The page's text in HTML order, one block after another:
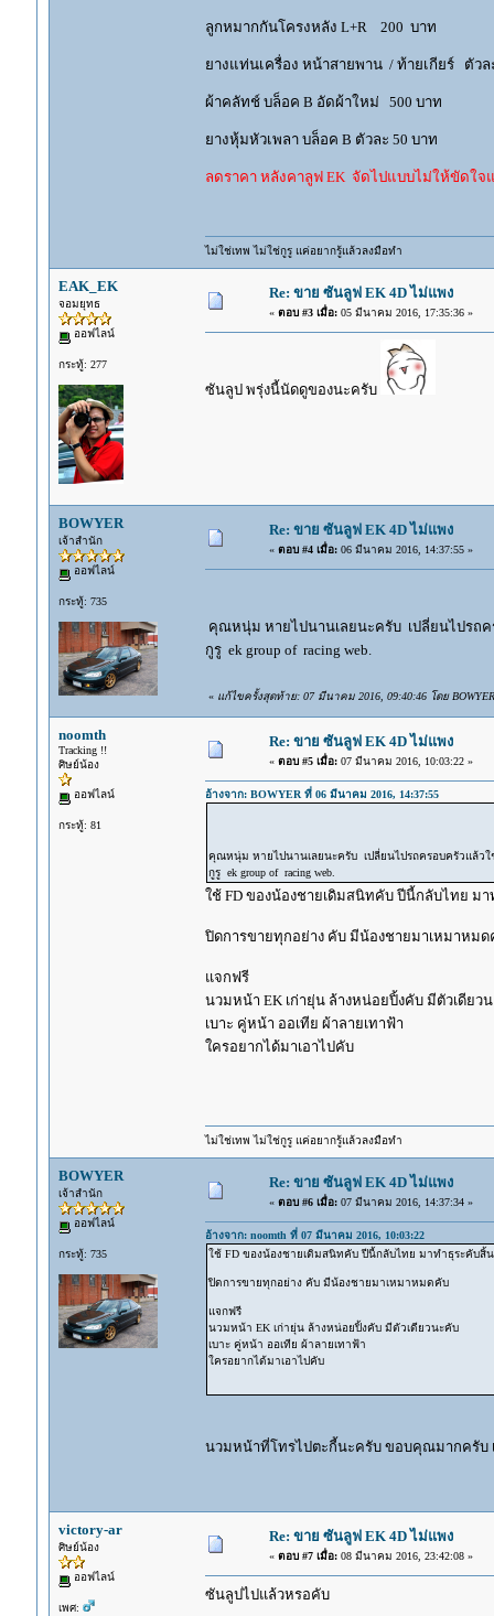
ลูกหมากกันโครงหลัง L+R 200 บาท
ยางแท่นเครื่อง หน้าสายพาน / ท้ายเกียร์ ตัวล
ผ้าคลัทช์ บล็อค B อัดผ้าใหม่ 500 บาท
ยางหุ้มหัวเพลา บล็อค B ตัวละ 50 บาท
ลดราคา หลังคาลูฟ EK จัดไปแบบไม่ให้ขัดใ
ไม่ใช่เทพ ไม่ใช่กูรู แค่อยากรู้แล้วลงมือทำ
EAK_EK
จอมยุทธ
ออฟไลน์
กระทู้: 277
Re: ขาย ซันลูฟ EK 4D ไม่แพง
« ตอบ #3 เมื่อ:05 มีนาคม 2016, 17:35:36 »
ซันลูป พรุ่งนี้นัดดูของนะครับ
BOWYER
เจ้าสำนัก
ออฟไลน์
กระทู้: 735
Re: ขาย ซันลูฟ EK 4D ไม่แพง
« ตอบ #4 เมื่อ:06 มีนาคม 2016, 14:37:55 »
คุณหนุ่ม หายไปนานเลยนะครับ เปลี่ยนไปรถ
กูรู ek group of racing web.
« แก้ไขครั้งสุดท้าย: 07 มีนาคม 2016, 09:40:46 โดย BOWYER
noomth
Tracking !!
ศิษย์น้อง
ออฟไลน์
กระทู้: 81
Re: ขาย ซันลูฟ EK 4D ไม่แพง
« ตอบ #5 เมื่อ:07 มีนาคม 2016, 10:03:22 »
อ้างจาก: BOWYER ที่ 06 มีนาคม 2016, 14:37:55
คุณหนุ่ม หายไปนานเลยนะครับ เปลี่ยนไปรถครอบครัวแล้ว
กูรู ek group of racing web.
ใช้ FD ของน้องชายเดิมสนิทคับ ปีนี้กลับไทย ม
ปิดการขายทุกอย่าง คับ มีน้องชายมาเหมาหมด
แจกฟรี
นวมหน้า EK เก่ายุ่น ล้างหน่อยปิ้งคับ มีตัวเดียว
เบาะ คู่หน้า ออเทีย ผ้าลายเทาฟ้า
ใครอยากได้มาเอาไปคับ
ไม่ใช่เทพ ไม่ใช่กูรู แค่อยากรู้แล้วลงมือทำ
BOWYER
เจ้าสำนัก
ออฟไลน์
กระทู้: 735
Re: ขาย ซันลูฟ EK 4D ไม่แพง
« ตอบ #6 เมื่อ:07 มีนาคม 2016, 14:37:34 »
อ้างจาก: noomth ที่ 07 มีนาคม 2016, 10:03:22
ใช้ FD ของน้องชายเดิมสนิทคับ ปีนี้กลับไทย มาทำธุระคับสิ้น
ปิดการขายทุกอย่าง คับ มีน้องชายมาเหมาหมดคับ
แจกฟรี
นวมหน้า EK เก่ายุ่น ล้างหน่อยปิ้งคับ มีตัวเดียวนะคับ
เบาะ คู่หน้า ออเทีย ผ้าลายเทาฟ้า
ใครอยากได้มาเอาไปคับ
นวมหน้าที่โทรไปตะกี้นะครับ ขอบคุณมากครับ
victory-ar
ศิษย์น้อง
ออฟไลน์
เพศ:
Re: ขาย ซันลูฟ EK 4D ไม่แพง
« ตอบ #7 เมื่อ:08 มีนาคม 2016, 23:42:08 »
ซันลูปไปแล้วหรอคับ